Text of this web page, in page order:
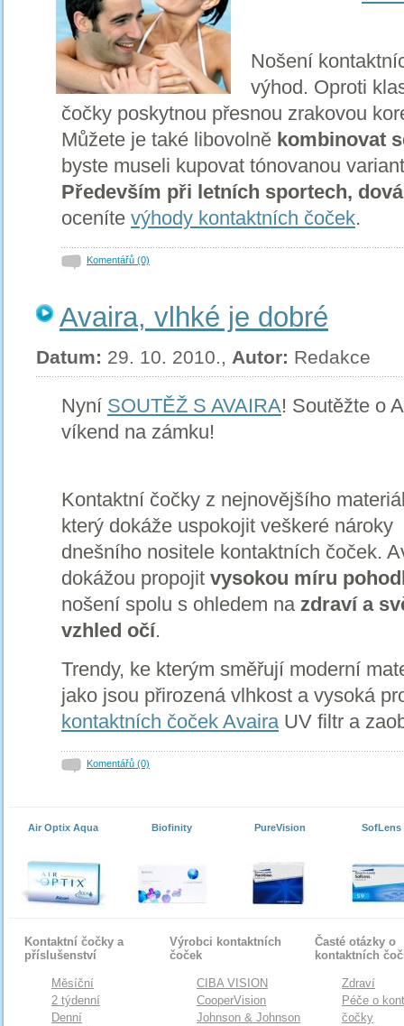
Nošení
výhod. Oproti
čočky poskytnou přesnou zrakovou
Můžete je také libovolně kombinovat
byste museli kupovat tónovanou
Především při letních sportech,
oceníte výhody kontaktních čoček.
Komentářů (0)
Avaira, vlhké je dobré
Datum: 29. 10. 2010., Autor: Redakce
Nyní SOUTĚŽ S AVAIRA! Soutěžte o
víkend na zámku!
Kontaktní čočky z nejnovějšího
který dokáže uspokojit veškeré nároky
dnešního nositele kontaktních čoček.
dokážou propojit vysokou míru
nošení spolu s ohledem na zdraví a
vzhled očí.
Trendy, ke kterým směřují moderní
jako jsou přirozená vlhkost a vysoká
kontaktních čoček AvairaUV filtr a
Komentářů (0)
Air Optix Aqua Biofinity PureVision SofLens
Kontaktní čočky a
příslušenství
Měsíční
2 týdenní
Denní
Výrobci kontaktních
čoček
CIBA VISION
CooperVision
Johnson & Johnson
Časté otázky o
kontaktních
Zdraví
Péče o
čočky